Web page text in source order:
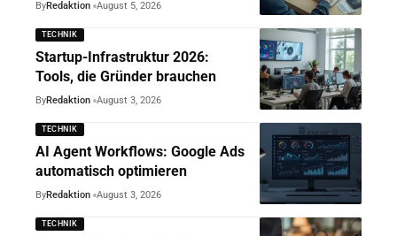
ByRedaktion August 5, 2026
TECHNIK
Startup-Infrastruktur 2026:
Tools, die Gründer brauchen
ByRedaktion August 3, 2026
TECHNIK
AI Agent Workflows: Google Ads
automatisch optimieren
ByRedaktion August 3, 2026
TECHNIK